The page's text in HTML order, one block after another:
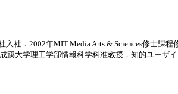
社．2002年MIT Media Arts & Sciences修士課
蹊大学理工学部情報科学科准教授．知的ユーザ